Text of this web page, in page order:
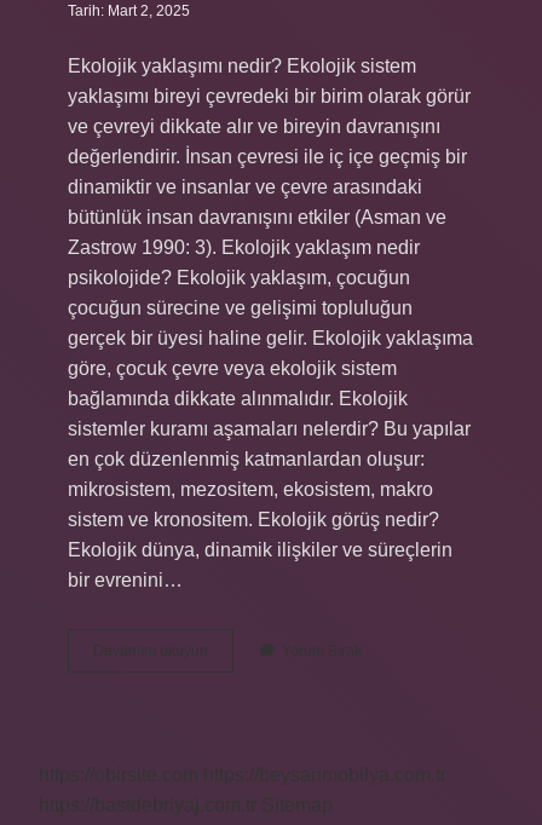
Tarih: Mart 2, 2025
Ekolojik yaklaşımı nedir? Ekolojik sistem
yaklaşımı bireyi çevredeki bir birim olarak görür
ve çevreyi dikkate alır ve bireyin davranışını
değerlendirir. İnsan çevresi ile iç içe geçmiş bir
dinamiktir ve insanlar ve çevre arasındaki
bütünlük insan davranışını etkiler (Asman ve
Zastrow 1990: 3). Ekolojik yaklaşım nedir
psikolojide? Ekolojik yaklaşım, çocuğun
çocuğun sürecine ve gelişimi topluluğun
gerçek bir üyesi haline gelir. Ekolojik yaklaşıma
göre, çocuk çevre veya ekolojik sistem
bağlamında dikkate alınmalıdır. Ekolojik
sistemler kuramı aşamaları nelerdir? Bu yapılar
en çok düzenlenmiş katmanlardan oluşur:
mikrosistem, mezositem, ekosistem, makro
sistem ve kronositem. Ekolojik görüş nedir?
Ekolojik dünya, dinamik ilişkiler ve süreçlerin
bir evrenini…
Devamını okuyun
Yaklaşımın
Yorum Bırak
https://obirsite.com
https://beysanmobilya.com.tr
https://bastdebriyaj.com.tr Sitemap